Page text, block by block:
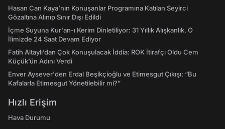
Hasan Can Kaya’nın Konuşanlar Programına Katılan Seyirci
Gözaltına Alınıp Sınır Dışı Edildi
İçme Suyuna Kur'an-ı Kerim Dinletiliyor: 31 Yıllık Alışkanlık, O
İlimizde 24 Saat Devam Ediyor
Fatih Altaylı’dan Çok Konuşulacak İddia: ROK İtirafçı Oldu Cem
Küçük’ün Adını Verdi
Enver Aysever'den Erdal Beşikçioğlu ve Etimesgut Çıkışı: “Bu
Kafalarla Etimesgut Yönetilebilir mi?”
Hızlı Erişim
Hava Durumu